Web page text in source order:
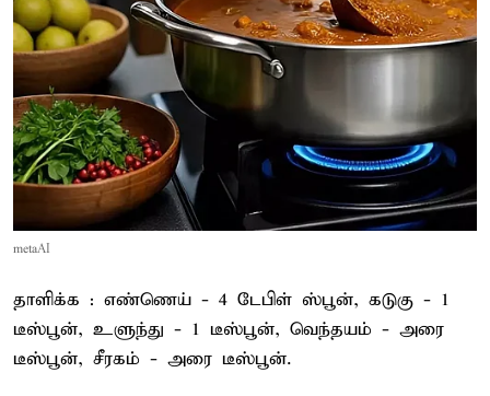
metaAI
தாளிக்க : எண்ணெய் - 4 டேபிள் ஸ்பூன், கடுகு - 1
டீஸ்பூன், உளுந்து - 1 டீஸ்பூன், வெந்தயம் - அரை
டீஸ்பூன், சீரகம் - அரை டீஸ்பூன்.